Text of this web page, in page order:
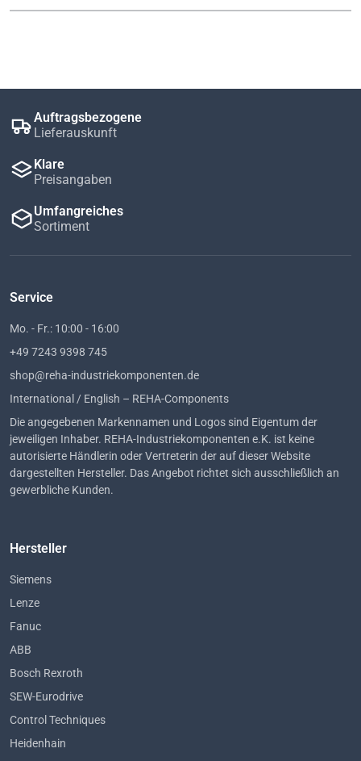
Auftragsbezogene
Lieferauskunft
Klare
Preisangaben
Umfangreiches
Sortiment
Service
Mo. - Fr.: 10:00 - 16:00
+49 7243 9398 745
shop@reha-industriekomponenten.de
International / English – REHA-Components
Die angegebenen Markennamen und Logos sind Eigentum der
jeweiligen Inhaber. REHA-Industriekomponenten e.K. ist keine
autorisierte Händlerin oder Vertreterin der auf dieser Website
dargestellten Hersteller. Das Angebot richtet sich ausschließlich an
gewerbliche Kunden.
Hersteller
Siemens
Lenze
Fanuc
ABB
Bosch Rexroth
SEW-Eurodrive
Control Techniques
Heidenhain